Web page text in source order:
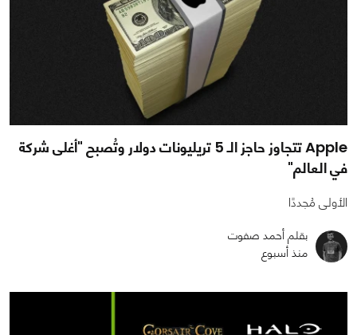
Apple تتجاوز حاجز الـ 5 تريليونات دولار وتُصبح "أغلى شركة
في العالم"
الأولى مُجددًا
بقلم أحمد صفوت
منذ أسبوع